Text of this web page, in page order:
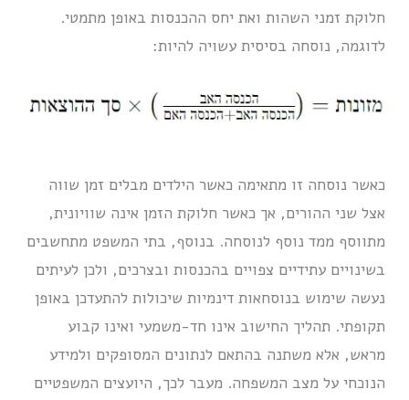
חלוקת זמני השהות ואת יחס ההכנסות באופן מתמטי.
לדוגמה, נוסחה בסיסית עשויה להיות:
כאשר נוסחה זו מתאימה כאשר הילדים מבלים זמן שווה
אצל שני ההורים, אך כאשר חלוקת הזמן אינה שוויונית,
מתווסף ממד נוסף לנוסחה. בנוסף, בתי המשפט מתחשבים
בשינויים עתידיים צפויים בהכנסות ובצרכים, ולכן לעיתים
נעשה שימוש בנוסחאות דינמיות שיכולות להתעדכן באופן
תקופתי. תהליך החישוב אינו חד-משמעי ואינו קבוע
מראש, אלא משתנה בהתאם לנתונים המסופקים ולמידע
הנוכחי על מצב המשפחה. מעבר לכך, היועצים המשפטיים